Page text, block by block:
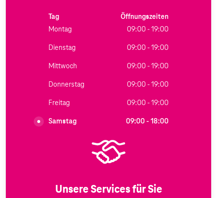
Tag
Öffnungszeiten
Montag
09:00 - 19:00
Dienstag 09:00 - 19:00
Mittwoch 09:00 - 19:00
Donnerstag 09:00 - 19:00
Freitag 09:00 - 19:00
Samstag 09:00 - 18:00
Unsere Services für Sie